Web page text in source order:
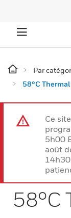
Par
58°C
Ce
5h00
août
58°C